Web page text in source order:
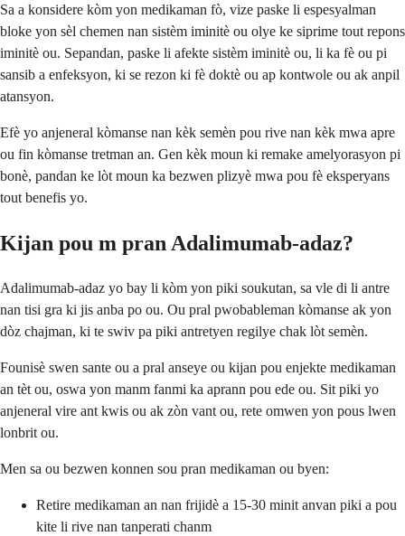
Sa a konsidere kòm yon medikaman fò, vize paske li espesyalman
bloke yon sèl chemen nan sistèm iminitè ou olye ke siprime tout repons
iminitè ou. Sepandan, paske li afekte sistèm iminitè ou, li ka fè ou pi
sansib a enfeksyon, ki se rezon ki fè doktè ou ap kontwole ou ak anpil
atansyon.
Efè yo anjeneral kòmanse nan kèk semèn pou rive nan kèk mwa apre
ou fin kòmanse tretman an. Gen kèk moun ki remake amelyorasyon pi
bonè, pandan ke lòt moun ka bezwen plizyè mwa pou fè eksperyans
tout benefis yo.
Kijan pou m pran Adalimumab-adaz?
Adalimumab-adaz yo bay li kòm yon piki soukutan, sa vle di li antre
nan tisi gra ki jis anba po ou. Ou pral pwobableman kòmanse ak yon
dòz chajman, ki te swiv pa piki antretyen regilye chak lòt semèn.
Founisè swen sante ou a pral anseye ou kijan pou enjekte medikaman
an tèt ou, oswa yon manm fanmi ka aprann pou ede ou. Sit piki yo
anjeneral vire ant kwis ou ak zòn vant ou, rete omwen yon pous lwen
lonbrit ou.
Men sa ou bezwen konnen sou pran medikaman ou byen:
Retire medikaman an nan frijidè a 15-30 minit anvan piki a pou
kite li rive nan tanperati chanm